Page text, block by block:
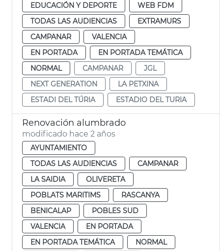
EDUCACIÓN Y DEPORTE
WEB FDM
TODAS LAS AUDIENCIAS
EXTRAMURS
CAMPANAR
VALENCIA
EN PORTADA
EN PORTADA TEMÁTICA
NORMAL
CAMPANAR
JGL
NEXT GENERATION
LA PETXINA
ESTADI DEL TÚRIA
ESTADIO DEL TURIA
Renovación alumbrado
modificado hace 2 años
AYUNTAMIENTO
TODAS LAS AUDIENCIAS
CAMPANAR
LA SAIDIA
OLIVERETA
POBLATS MARITIMS
RASCANYA
BENICALAP
POBLES SUD
VALENCIA
EN PORTADA
EN PORTADA TEMÁTICA
NORMAL